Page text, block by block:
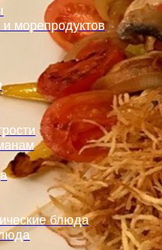
морепродуктов
блюда